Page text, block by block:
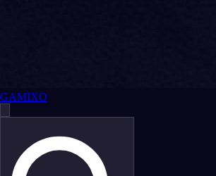
GAMIXO